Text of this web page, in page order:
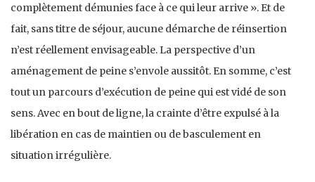
complètement démunies face à ce qui leur arrive ». Et de
fait, sans titre de séjour, aucune démarche de réinsertion
n’est réellement envisageable. La perspective d’un
aménagement de peine s’envole aussitôt. En somme, c’est
tout un parcours d’exécution de peine qui est vidé de son
sens. Avec en bout de ligne, la crainte d’être expulsé à la
libération en cas de maintien ou de basculement en
situation irrégulière.